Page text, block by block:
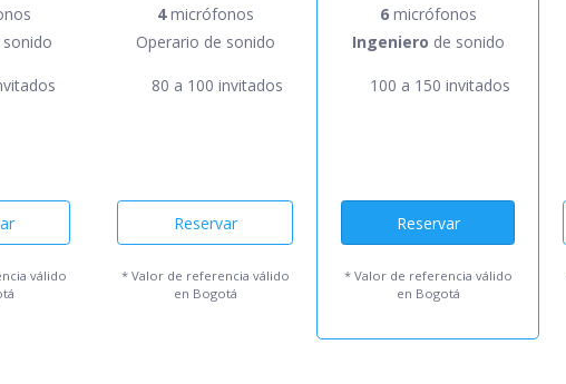
válido
4micrófonos
Operario de sonido
80 a 100 invitados
Reservar
* Valor de referencia válido
en Bogotá
6micrófonos
Ingeniero de sonido
100 a 150 invitados
Reservar
* Valor de referencia válido
en Bogotá